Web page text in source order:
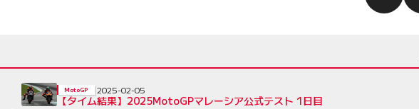
【タイム結果】2025MotoGPマレーシア公式テスト 1日目
MotoGP 2025-02-05